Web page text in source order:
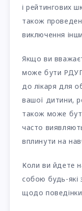
і рейтингових
також
виключення
Якщо ви
може бути
до лікаря для
вашої дитини,
також може
часто
вплинути на
Коли ви йдете
собою будь-які
щодо